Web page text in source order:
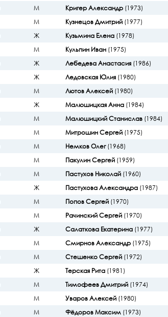
М Кригер Александр (1973)
М Кузнецов Дмитрий (1977)
Ж Кузьмина Елена (1978)
М Кульпин Иван (1975)
Ж Лебедева Анастасия (1986)
Ж Ледовская Юлия (1980)
М Лютов Алексей (1980)
Ж Малюшицкая Анна (1984)
М Малюшицкий Станислав (1984)
М Митрошин Сергей (1975)
М Немков Олег(1968)
М Пакулин Сергей (1959)
М Пастухов Николай (1960)
Ж Пастухова Александра (1987)
М Попов Сергей (1970)
М Рачинский Сергей (1970)
Ж Салаткова Екатерина (1977)
М Смирнов Александр (1975)
М Стешенко Сергей (1972)
Ж Терская Рита (1981)
М Тимофеев Дмитрий (1974)
М Уваров Алексей (1980)
М Фёдоров Максим (1973)